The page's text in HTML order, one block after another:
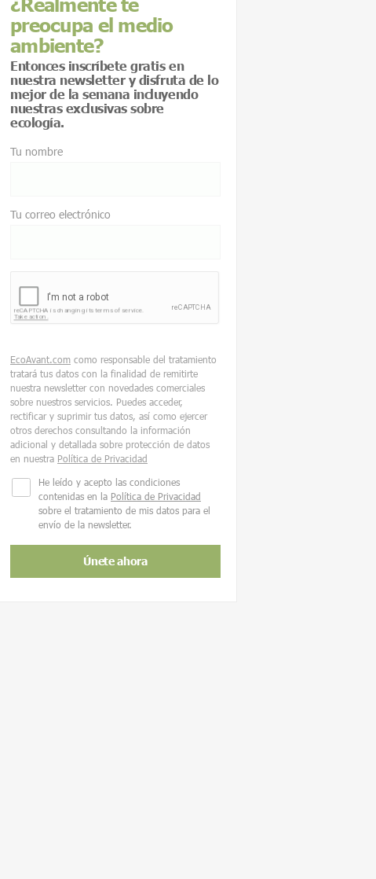
preocupa el medio
ambiente?
Entonces inscríbete gratis en
nuestra newsletter y disfruta de lo
mejor de la semana incluyendo
nuestras exclusivas sobre
ecología.
Tu nombre
Tu correo electrónico
EcoAvant.com como responsable del tratamiento
tratará tus datos con la finalidad de remitirte
nuestra newsletter con novedades comerciales
sobre nuestros servicios. Puedes acceder,
rectificar y suprimir tus datos, así como ejercer
otros derechos consultando la información
adicional y detallada sobre protección de datos
en nuestra Política de Privacidad
He leído y acepto las condiciones
contenidas en la Política de Privacidad
sobre el tratamiento de mis datos para el
envío de la newsletter.